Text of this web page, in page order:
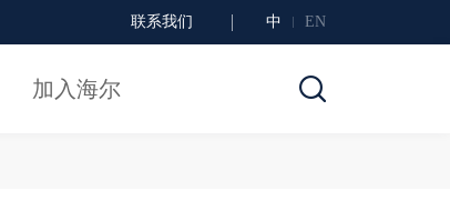
联系我们 中 EN
加入海尔